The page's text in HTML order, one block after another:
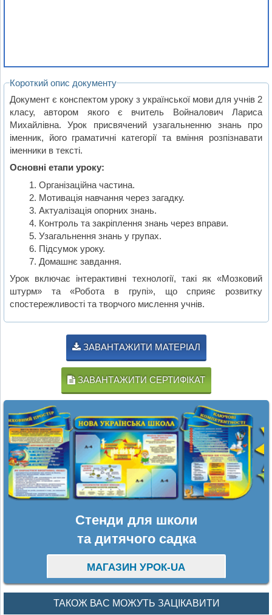
Короткий опис документу
Документ є конспектом уроку з української мови для учнів 2
класу, автором якого є вчитель Войналович Лариса
Михайлівна. Урок присвячений узагальненню знань про
іменник, його граматичні категорії та вміння розпізнавати
іменники в тексті.
Основні етапи уроку:
Організаційна частина.
Мотивація навчання через загадку.
Актуалізація опорних знань.
Контроль та закріплення знань через вправи.
Узагальнення знань у групах.
Підсумок уроку.
Домашнє завдання.
Урок включає інтерактивні технології, такі як «Мозковий
штурм» та «Робота в групі», що сприяє розвитку
спостережливості та творчого мислення учнів.
ЗАВАНТАЖИТИ МАТЕРІАЛ
ЗАВАНТАЖИТИ СЕРТИФІКАТ
Стенди для школи
та дитячого садка
МАГАЗИН УРОК-UA
ТАКОЖ ВАС МОЖУТЬ ЗАЦІКАВИТИ